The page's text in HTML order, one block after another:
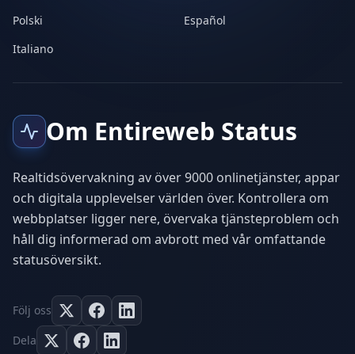
Polski
Español
Italiano
Om Entireweb Status
Realtidsövervakning av över 9000 onlinetjänster, appar
och digitala upplevelser världen över. Kontrollera om
webbplatser ligger nere, övervaka tjänsteproblem och
håll dig informerad om avbrott med vår omfattande
statusöversikt.
Följ oss
Dela